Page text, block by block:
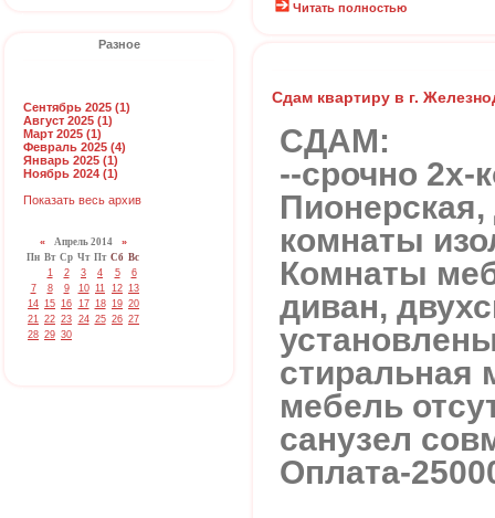
Разное
Сентябрь 2025 (1)
Август 2025 (1)
Март 2025 (1)
Февраль 2025 (4)
Январь 2025 (1)
Ноябрь 2024 (1)
Показать весь архив
«Апрель 2014 »
Пн Вт Ср Чт Пт Сб Вс
1
2 3 4 5
6
7
8 9 10 11 12 13
14 15 16 17 18 19 20
21 22 23 24 25 26 27
28 29 30
Читать полностью
Сдам квартиру в г.
СДАМ:
--срочно 2х-
Пионерская,
комнаты
Комнаты
диван,
стиральная
мебель
санузел
Оплата-